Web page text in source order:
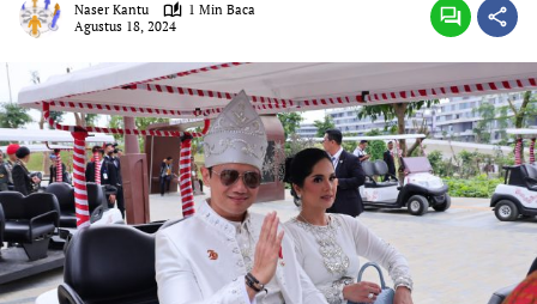
Naser Kantu
1 Min Baca
Agustus 18, 2024